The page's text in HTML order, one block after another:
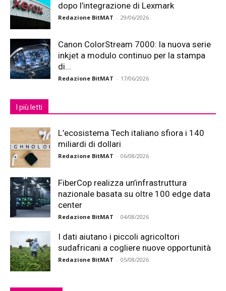
dopo l’integrazione di Lexmark
Redazione BitMAT - 29/06/2026
Canon ColorStream 7000: la nuova serie
inkjet a modulo continuo per la stampa
di...
Redazione BitMAT - 17/06/2026
I più letti
L’ecosistema Tech italiano sfiora i 140
miliardi di dollari
Redazione BitMAT - 06/08/2026
FiberCop realizza un’infrastruttura
nazionale basata su oltre 100 edge data
center
Redazione BitMAT - 04/08/2026
I dati aiutano i piccoli agricoltori
sudafricani a cogliere nuove opportunità
Redazione BitMAT - 05/08/2026